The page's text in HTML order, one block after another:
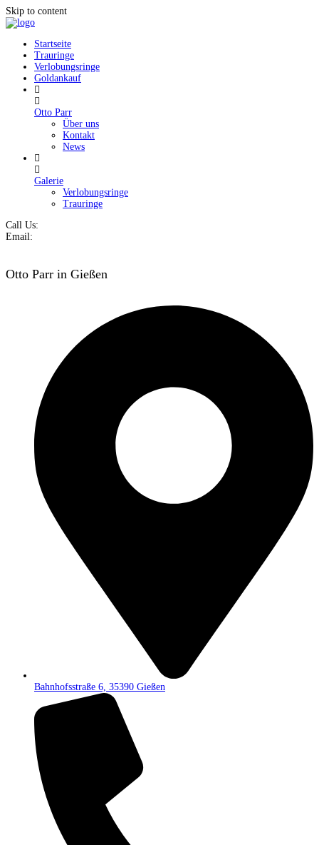
Skip to content
Startseite
Trauringe
Verlobungsringe
Goldankauf
Otto Parr
Über uns
Kontakt
News
Galerie
Verlobungsringe
Trauringe
Call Us:
Email:
Otto Parr in Gießen
Bahnhofsstraße 6, 35390 Gießen